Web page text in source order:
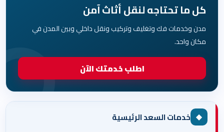
كل ما تحتاجه لنقل أثاث آمن
مدن وخدمات فك وتغليف وتركيب ونقل داخلي وبين المدن في
مكان واحد.
اطلب خدمتك الآن
◆ خدمات السعد الرئيسية